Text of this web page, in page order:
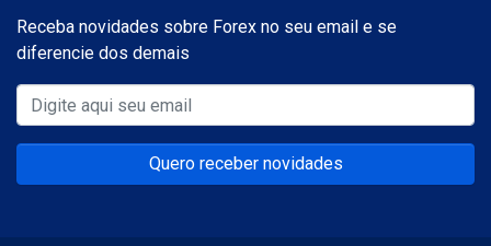
Receba novidades sobre Forex no seu email e se
diferencie dos demais
Quero receber novidades